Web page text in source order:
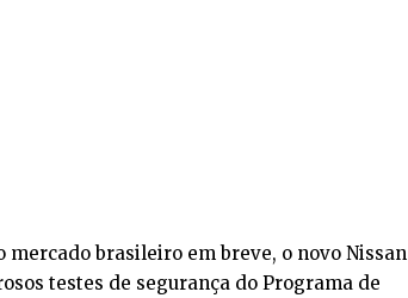
mercado brasileiro em breve, o novo Nissan
testes de segurança do Programa de